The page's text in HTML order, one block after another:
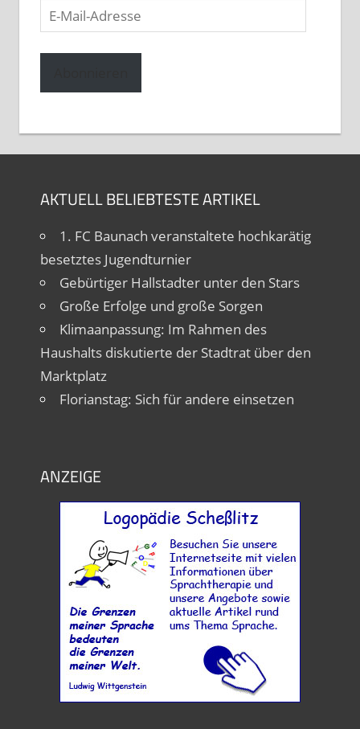
E-
Mail-
Adresse
AKTUELL BELIEBTESTE ARTIKEL
1. FC Baunach veranstaltete hochkarätig
besetztes Jugendturnier
Gebürtiger Hallstadter unter den Stars
Große Erfolge und große Sorgen
Klimaanpassung: Im Rahmen des
Haushalts diskutierte der Stadtrat über den
Marktplatz
Florianstag: Sich für andere einsetzen
ANZEIGE